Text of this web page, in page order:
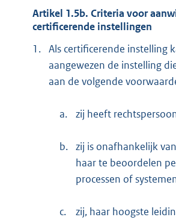
Artikel 1.5b. Criteria voor
certificerende instellingen
1. Als certificerende instelling
aangewezen de instelling
aan de volgende
a. zij heeft
b. zij is onafhankelijk
haar te beoordelen
processen of
c. zij, haar hoogste